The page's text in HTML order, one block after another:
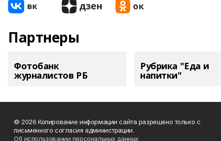
Партнеры
Фотобанк
журналистов РБ
Рубрика "Еда и
напитки"
© 2026 Копирование информации сайта разрешено только с
письменного согласия администрации.
Об использовании персональных данных